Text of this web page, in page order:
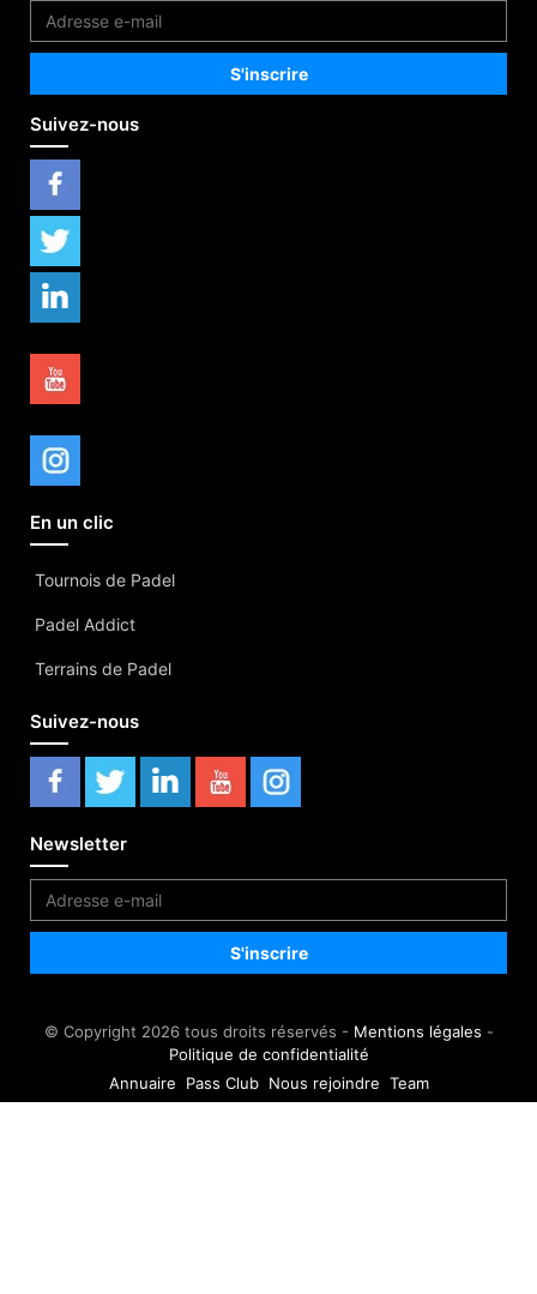
Suivez-nous
En un clic
Tournois de Padel
Padel Addict
Terrains de Padel
Suivez-nous
Newsletter
© Copyright 2026 tous droits réservés - Mentions légales -
Politique de confidentialité
Annuaire
Pass Club Nous rejoindre Team